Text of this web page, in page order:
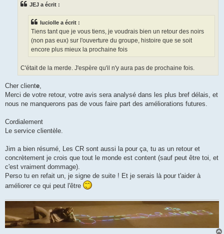
JEJ a écrit :
luciolle a écrit :
Tiens tant que je vous tiens, je voudrais bien un retour des noirs
(non pas eux) sur l'ouverture du groupe, histoire que se soit
encore plus mieux la prochaine fois
C'était de la merde. J'espère qu'il n'y aura pas de prochaine fois.
Cher cliente,
Merci de votre retour, votre avis sera analysé dans les plus bref délais, et
nous ne manquerons pas de vous faire part des améliorations futures.
Cordialement
Le service clientèle.
Jim a bien résumé, Les CR sont aussi la pour ça, tu as un retour et
concrètement je crois que tout le monde est content (sauf peut être toi, et
c'est vraiment dommage).
Perso tu en refait un, je signe de suite ! Et je serais là pour t'aider à
améliorer ce qui peut l'être